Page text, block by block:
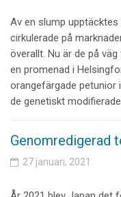
Av en slump
cirkulerade på
överallt. Nu är de på
en promenad i
orangefärgade petunior
de genetiskt
Genomredigerad
27 januari, 2021